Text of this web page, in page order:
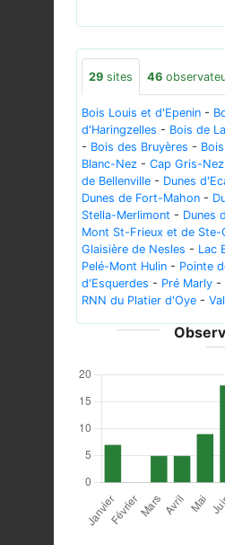
29 sites 46
Bois Louis et d'Epenin -
d'Haringzelles - Bois de
- Bois des Bruyères -
Blanc-Nez - Cap Gris-Nez
de Bellenville - Dunes
Dunes de Fort-Mahon -
Stella-Merlimont - Dunes
Mont St-Frieux et de Ste-
Glaisière de Nesles - Lac
Pelé-Mont Hulin - Pointe
d'Esquerdes - Pré Marly -
RNN du Platier d'Oye -